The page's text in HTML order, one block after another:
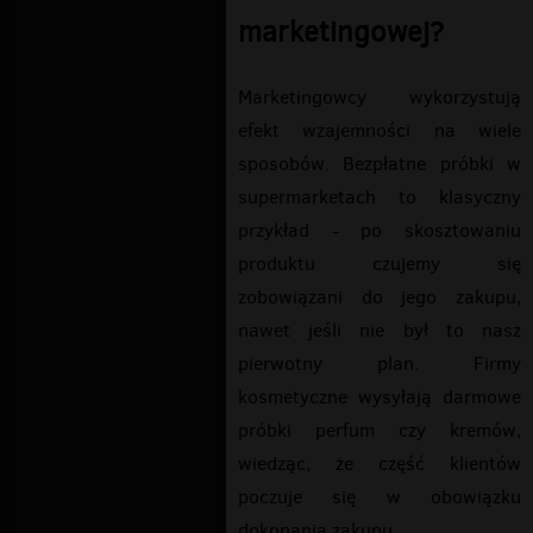
marketingowej?
Marketingowcy wykorzystują
efekt wzajemności na wiele
sposobów. Bezpłatne próbki w
supermarketach to klasyczny
przykład - po skosztowaniu
produktu czujemy się
zobowiązani do jego zakupu,
nawet jeśli nie był to nasz
pierwotny plan. Firmy
kosmetyczne wysyłają darmowe
próbki perfum czy kremów,
wiedząc, że część klientów
poczuje się w obowiązku